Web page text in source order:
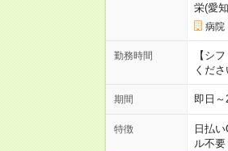
栄(愛
病
勤務時間
【シ
くださ
期間 即日～
特徴 日払い
ル不要